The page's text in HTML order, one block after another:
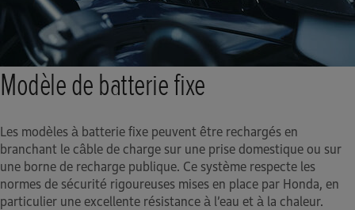
Modèle de batterie fixe
Les modèles à batterie fixe peuvent être rechargés en
branchant le câble de charge sur une prise domestique ou sur
une borne de recharge publique. Ce système respecte les
normes de sécurité rigoureuses mises en place par Honda, en
particulier une excellente résistance à l’eau et à la chaleur.